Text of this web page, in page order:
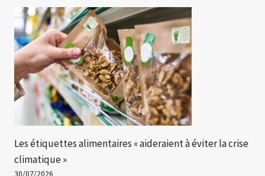
Les étiquettes alimentaires « aideraient à éviter la crise
climatique »
30/07/2026